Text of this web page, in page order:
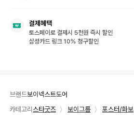
결제혜택
토스페이로 결제시 5천원 즉시 할인
삼성카드 링크 10% 청구할인
브랜드보이넥스트도어
카테고리 스타굿즈 〉 보이그룹 〉
포스터/화보